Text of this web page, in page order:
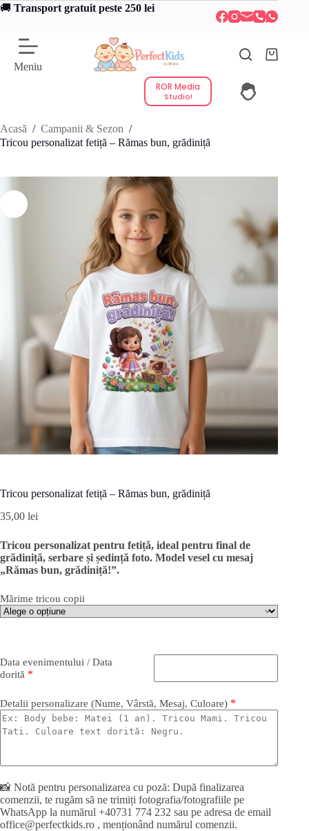
Sari
🚚 Transport gratuit peste 250 lei
Meniu
Coș
ROR Media
Studio!
Acasã / Campanii & Sezon /
Tricou personalizat fetiță – Rămas bun, grădiniță
Tricou personalizat fetiță – Rămas bun, grădiniță
35,00 lei
Tricou personalizat pentru fetiță, ideal pentru final de
grădiniță, serbare și ședință foto. Model vesel cu mesaj
„Rămas bun, grădiniță!”.
Mărime tricou copii
Data evenimentului / Data
dorită *
Detalii personalizare (Nume, Vârstă, Mesaj, Culoare) *
📸 Notă pentru personalizarea cu poză: După finalizarea
comenzii, te rugăm să ne trimiți fotografia/fotografiile pe
WhatsApp la numărul +40731 774 232 sau pe adresa de email
office@perfectkids.ro , menționând numărul comenzii.